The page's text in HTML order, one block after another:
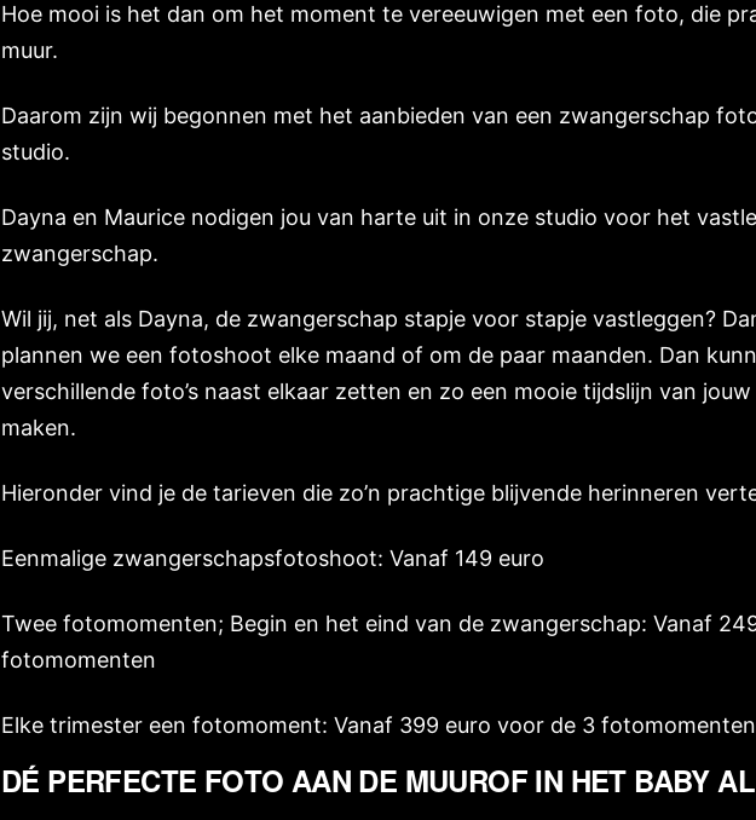
Hoe mooi is het dan om het moment te vereeuwigen met een foto, die
muur.
Daarom zijn wij begonnen met het aanbieden van een zwangerschap
studio.
Dayna en Maurice nodigen jou van harte uit in onze studio voor het
zwangerschap.
Wil jij, net als Dayna, de zwangerschap stapje voor stapje vastleggen?
plannen we een fotoshoot elke maand of om de paar maanden. Dan
verschillende foto’s naast elkaar zetten en zo een mooie tijdslijn van
maken.
Hieronder vind je de tarieven die zo’n prachtige blijvende herinneren
Eenmalige zwangerschapsfotoshoot: Vanaf 149 euro
Twee fotomomenten; Begin en het eind van de zwangerschap: Vanaf
fotomomenten
Elke trimester een fotomoment: Vanaf 399 euro voor de 3 fotomomenten
DÉ PERFECTE FOTO AAN DE MUUROF IN HET BABY